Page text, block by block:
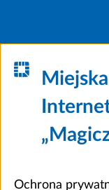
Ochrona